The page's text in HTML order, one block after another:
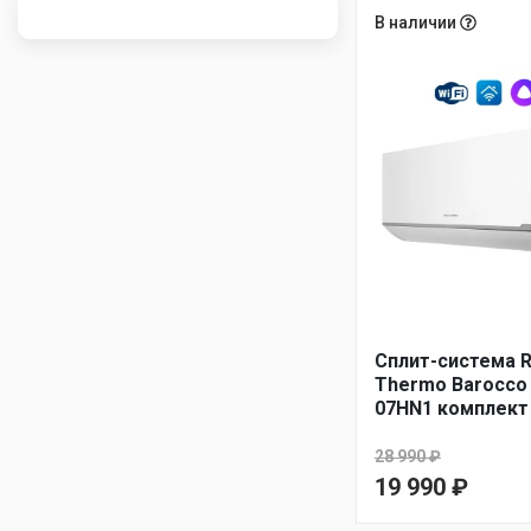
В наличии
Сплит-система
Thermo Barocco
07HN1 комплект
28 990₽
19 990 ₽